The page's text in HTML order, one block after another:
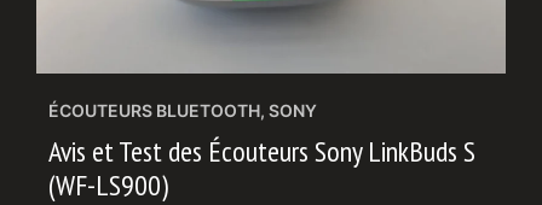
ÉCOUTEURS BLUETOOTH, SONY
Avis et Test des Écouteurs Sony LinkBuds S
(WF-LS900)